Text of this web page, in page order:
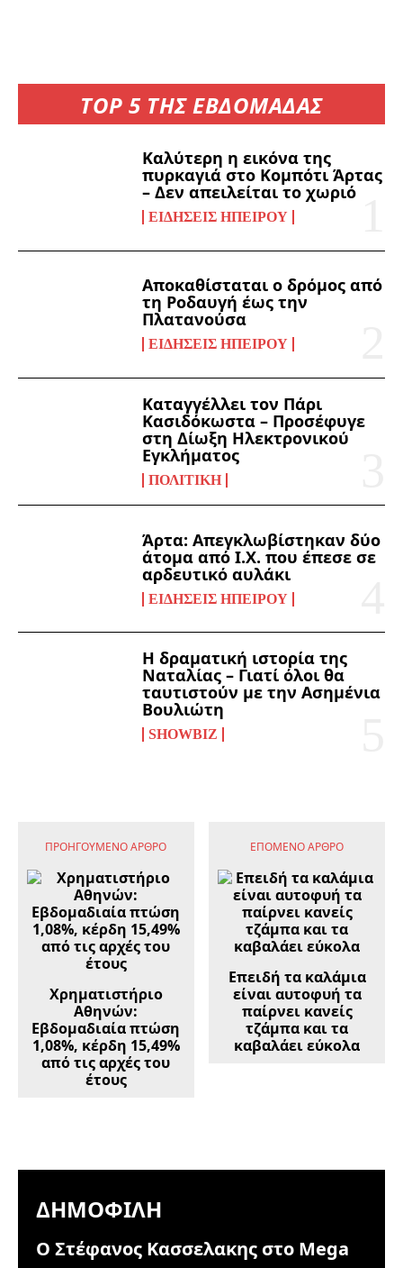
TOP 5 ΤΗΣ ΕΒΔΟΜΑΔΑΣ
Καλύτερη η εικόνα της
πυρκαγιά στο Κομπότι Άρτας
– Δεν απειλείται το χωριό
ΕΙΔΉΣΕΙΣ ΗΠΕΊΡΟΥ
Αποκαθίσταται ο δρόμος από
τη Ροδαυγή έως την
Πλατανούσα
ΕΙΔΉΣΕΙΣ ΗΠΕΊΡΟΥ
Καταγγέλλει τον Πάρι
Κασιδόκωστα – Προσέφυγε
στη Δίωξη Ηλεκτρονικού
Εγκλήματος
ΠΟΛΙΤΙΚΉ
Άρτα: Απεγκλωβίστηκαν δύο
άτομα από Ι.Χ. που έπεσε σε
αρδευτικό αυλάκι
ΕΙΔΉΣΕΙΣ ΗΠΕΊΡΟΥ
Η δραματική ιστορία της
Ναταλίας – Γιατί όλοι θα
ταυτιστούν με την Ασημένια
Βουλιώτη
SHOWBIZ
ΠΡΟΗΓΟΎΜΕΝΟ ΆΡΘΡΟ
Χρηματιστήριο
Αθηνών:
Εβδομαδιαία πτώση
1,08%, κέρδη 15,49%
από τις αρχές του
έτους
ΕΠΌΜΕΝΟ ΆΡΘΡΟ
Επειδή τα καλάμια
είναι αυτοφυή τα
παίρνει κανείς
τζάμπα και τα
καβαλάει εύκολα​​​​​​​​​​​​​​​​​​​​​​​​​​​​​​​​​​​​​​​​​​​​​​​​​​
ΔΗΜΟΦΙΛΉ
Ο Στέφανος Κασσελακης στο Mega